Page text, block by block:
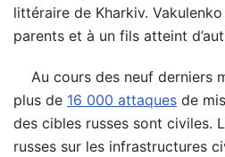
littéraire de Kharkiv.
parents et à un fils atteint
Au cours des neuf derniers
plus de 16 000 attaques de
des cibles russes sont civiles.
russes sur les infrastructures